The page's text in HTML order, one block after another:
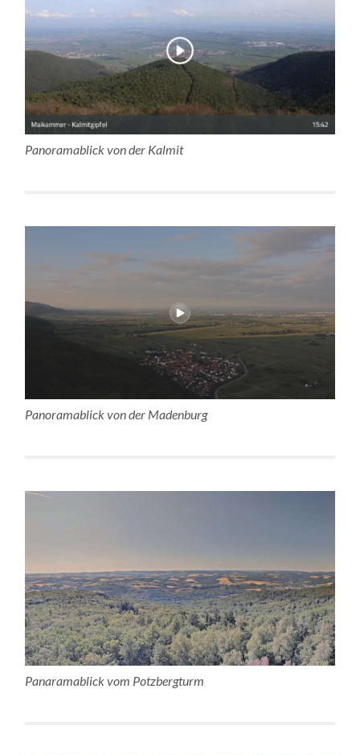
Panoramablick von der Kalmit
Panoramablick von der Madenburg
Panaramablick vom Potzbergturm